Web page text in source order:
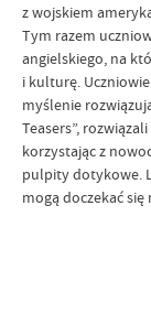
z wojskiem
Tym razem
angielskiego, na
i kulturę.
myślenie
Teasers”,
korzystając z
pulpity dotykowe.
mogą doczekać